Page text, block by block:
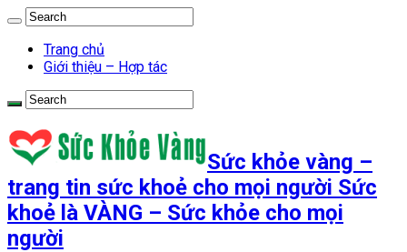
Trang chủ
Giới thiệu – Hợp tác
Sức khỏe vàng –
trang tin sức khoẻ cho mọi người Sức
khoẻ là VÀNG – Sức khỏe cho mọi
người